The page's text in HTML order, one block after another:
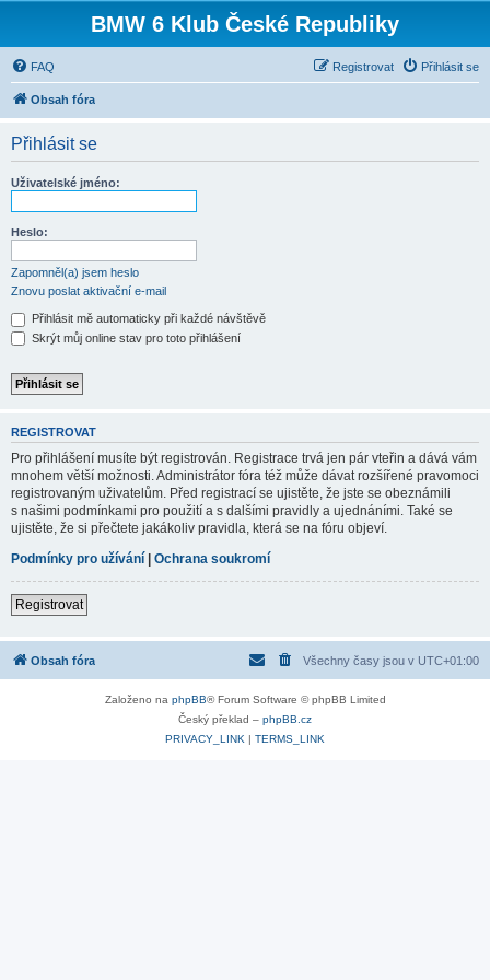
BMW 6 Klub České Republiky
FAQ Přihlásit se
Registrovat
Obsah fóra
Přihlásit se
Uživatelské jméno:
Heslo:
Zapomněl(a) jsem heslo
Znovu poslat aktivační e-mail
Přihlásit mě automaticky při každé návštěvě
Skrýt můj online stav pro toto přihlášení
REGISTROVAT
Pro přihlášení musíte být registrován. Registrace trvá jen pár vteřin a dává vám
mnohem větší možnosti. Administrátor fóra též může dávat rozšířené pravomoci
registrovaným uživatelům. Před registrací se ujistěte, že jste se obeznámili
s našimi podmínkami pro použití a s dalšími pravidly a ujednáními. Také se
ujistěte, že si přečtete jakákoliv pravidla, která se na fóru objeví.
Podmínky pro užívání | Ochrana soukromí
Registrovat
Obsah fóra Všechny časy jsou v UTC+01:00
Založeno na phpBB® Forum Software © phpBB Limited
Český překlad – phpBB.cz
PRIVACY_LINK | TERMS_LINK